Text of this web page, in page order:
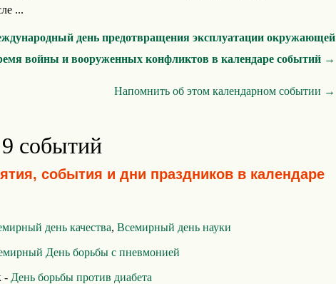
...
день предотвращения эксплуатации окружающей
войны и вооруженных конфликтов в календаре событий →
Напомнить об этом календарном событии →
событий
события и дни праздников в календаре
день качества, Всемирный день науки
День борьбы с пневмонией
- День борьбы против диабета